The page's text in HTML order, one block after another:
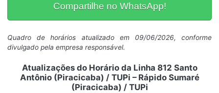
Compartilhe no WhatsApp!
Quadro de horários atualizado em 09/06/2026, conforme
divulgado pela empresa responsável.
Atualizações do Horário da Linha 812 Santo
Antônio (Piracicaba) / TUPi – Rápido Sumaré
(Piracicaba) / TUPi